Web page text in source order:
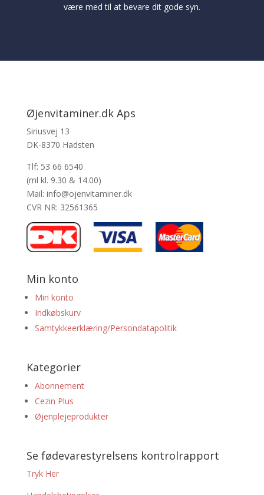
være med til at bevare dit gode syn.
Øjenvitaminer.dk Aps
Siriusvej 13
DK-8370 Hadsten
Tlf: 53 66 6540
(ml kl. 9.30 & 14.00)
Mail: info@ojenvitaminer.dk
CVR NR: 32561365
Min konto
Min konto
Indkøbskurv
Samtykkeerklæring/Persondatapolitik
Kategorier
Abonnement
Cezin Plus
Øjenplejeprodukter
Se fødevarestyrelsens kontrolrapport
Tryk Her